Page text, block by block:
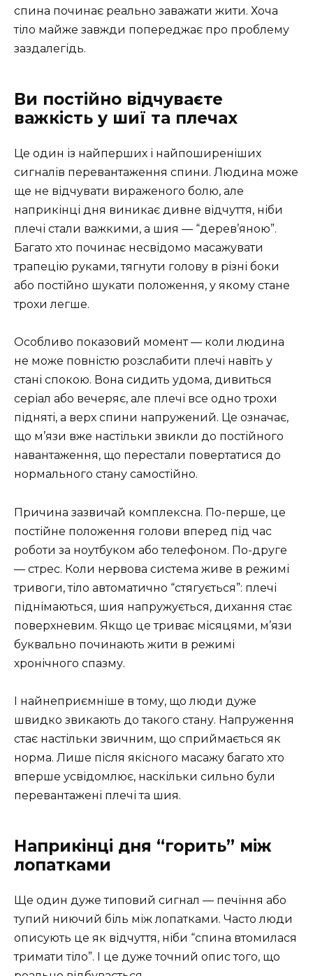
спина починає реально заважати жити. Хоча
тіло майже завжди попереджає про проблему
заздалегідь.
Ви постійно відчуваєте
важкість у шиї та плечах
Це один із найперших і найпоширеніших
сигналів перевантаження спини. Людина може
ще не відчувати вираженого болю, але
наприкінці дня виникає дивне відчуття, ніби
плечі стали важкими, а шия — “дерев’яною”.
Багато хто починає несвідомо масажувати
трапецію руками, тягнути голову в різні боки
або постійно шукати положення, у якому стане
трохи легше.
Особливо показовий момент — коли людина
не може повністю розслабити плечі навіть у
стані спокою. Вона сидить удома, дивиться
серіал або вечеряє, але плечі все одно трохи
підняті, а верх спини напружений. Це означає,
що м’язи вже настільки звикли до постійного
навантаження, що перестали повертатися до
нормального стану самостійно.
Причина зазвичай комплексна. По-перше, це
постійне положення голови вперед під час
роботи за ноутбуком або телефоном. По-друге
— стрес. Коли нервова система живе в режимі
тривоги, тіло автоматично “стягується”: плечі
піднімаються, шия напружується, дихання стає
поверхневим. Якщо це триває місяцями, м’язи
буквально починають жити в режимі
хронічного спазму.
І найнеприємніше в тому, що люди дуже
швидко звикають до такого стану. Напруження
стає настільки звичним, що сприймається як
норма. Лише після якісного масажу багато хто
вперше усвідомлює, наскільки сильно були
перевантажені плечі та шия.
Наприкінці дня “горить” між
лопатками
Ще один дуже типовий сигнал — печіння або
тупий ниючий біль між лопатками. Часто люди
описують це як відчуття, ніби “спина втомилася
тримати тіло”. І це дуже точний опис того, що